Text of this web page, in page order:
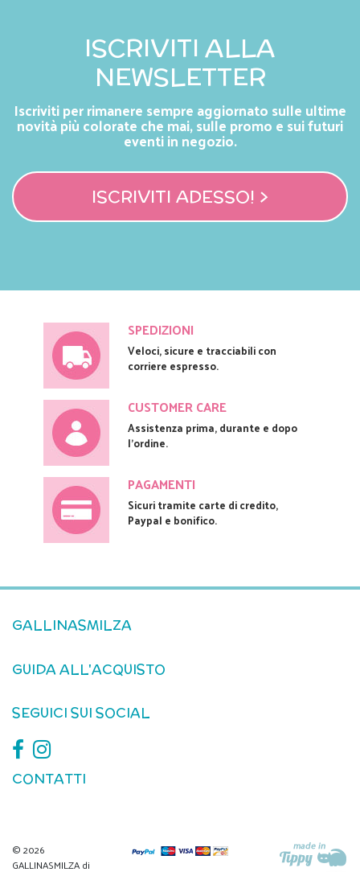
ISCRIVITI ALLA
NEWSLETTER
Iscriviti per rimanere sempre aggiornato sulle ultime
novità più colorate che mai, sulle promo e sui futuri
eventi in negozio.
ISCRIVITI ADESSO! >
SPEDIZIONI
Veloci, sicure e tracciabili con
corriere espresso.
CUSTOMER CARE
Assistenza prima, durante e dopo
l'ordine.
PAGAMENTI
Sicuri tramite carte di credito,
Paypal e bonifico.
GALLINASMILZA
GUIDA ALL'ACQUISTO
SEGUICI SUI SOCIAL
CONTATTI
© 2026
GALLINASMILZA di